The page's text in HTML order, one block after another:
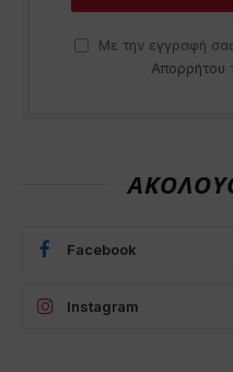
Με την εγγραφή
Απορρήτου
Facebook
Instagram